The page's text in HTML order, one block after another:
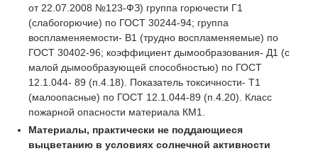
от 22.07.2008 №123-ФЗ) группа горючести Г1
(слабогорючие) по ГОСТ 30244-94; группа
воспламеняемости- В1 (трудно воспламеняемые) по
ГОСТ 30402-96; коэффициент дымообразования- Д1 (с
малой дымообразующей способностью) по ГОСТ
12.1.044- 89 (п.4.18). Показатель токсичности- Т1
(малоопасные) по ГОСТ 12.1.044-89 (п.4.20). Класс
пожарной опасности материала КМ1.
Материалы, практически не поддающиеся
выцветанию в условиях солнечной активности